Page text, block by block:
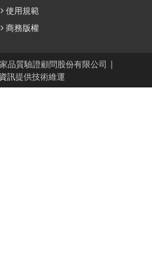
使用規範
商務版權
品質驗證顧問股份有限公司 |
訊提供技術維運